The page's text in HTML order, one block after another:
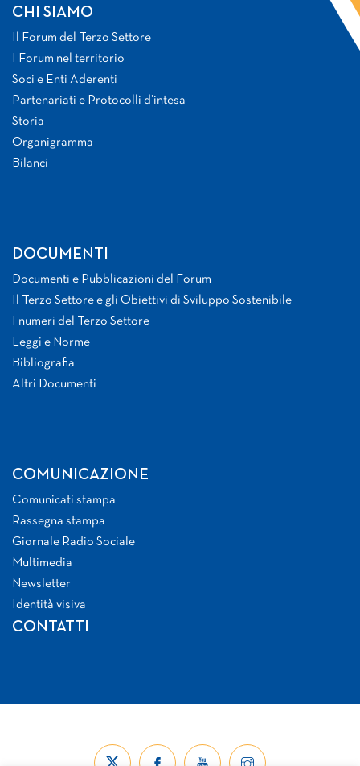
CHI SIAMO
Il Forum del Terzo Settore
I Forum nel territorio
Soci e Enti Aderenti
Partenariati e Protocolli d’intesa
Storia
Organigramma
Bilanci
DOCUMENTI
Documenti e Pubblicazioni del Forum
Il Terzo Settore e gli Obiettivi di Sviluppo Sostenibile
I numeri del Terzo Settore
Leggi e Norme
Bibliografia
Altri Documenti
COMUNICAZIONE
Comunicati stampa
Rassegna stampa
Giornale Radio Sociale
Multimedia
Newsletter
Identità visiva
CONTATTI